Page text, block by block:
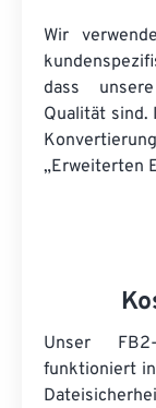
Wir
dass
Qualität sind.
„Erweiterten
Unser
funktioniert